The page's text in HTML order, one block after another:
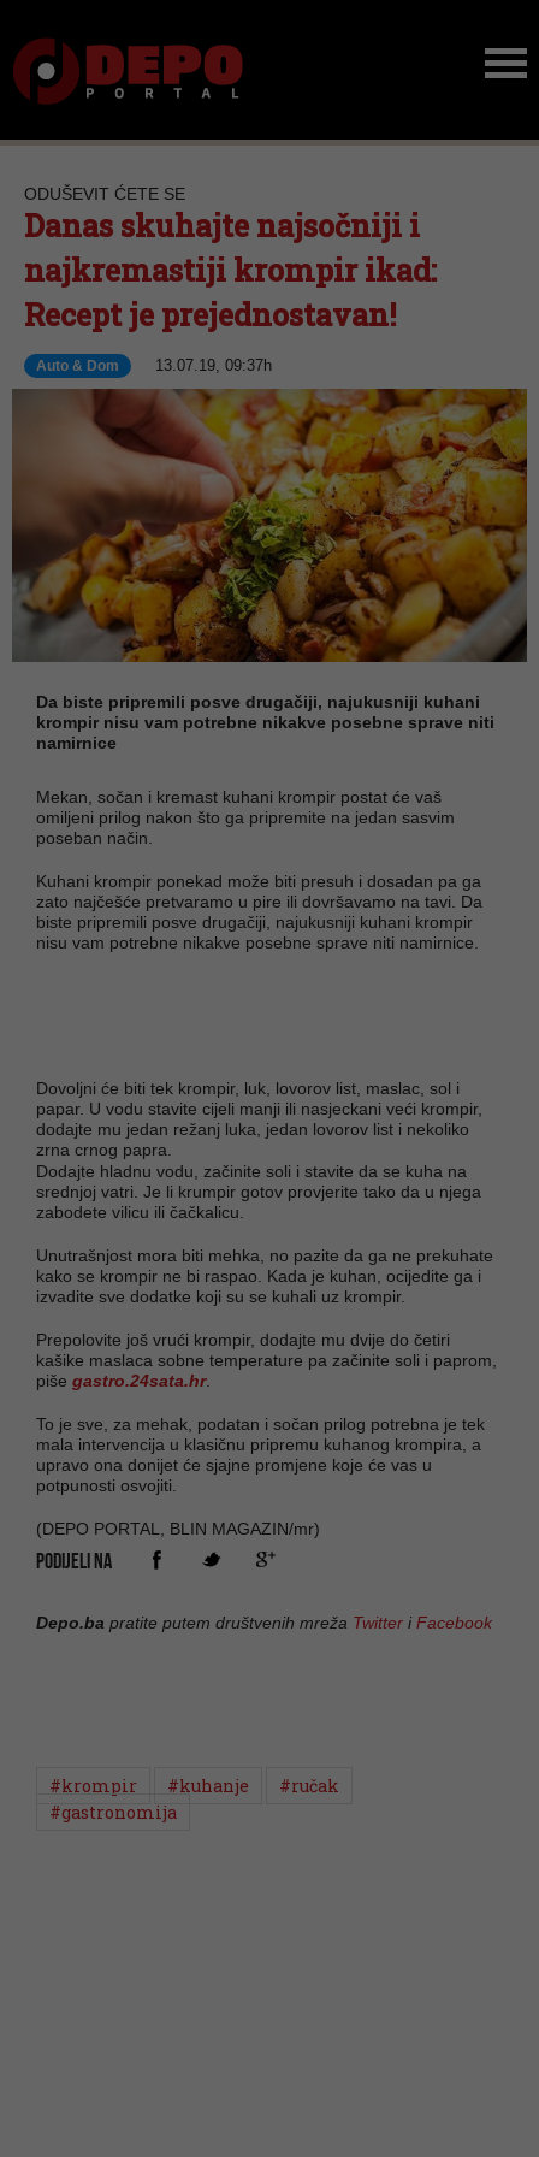
ODUŠEVIT ĆETE SE
Danas skuhajte najsočniji i
najkremastiji krompir ikad:
Recept je prejednostavan!
Auto & Dom 13.07.19, 09:37h
Da biste pripremili posve drugačiji, najukusniji kuhani
krompir nisu vam potrebne nikakve posebne sprave niti
namirnice
Mekan, sočan i kremast kuhani krompir postat će vaš
omiljeni prilog nakon što ga pripremite na jedan sasvim
poseban način.
Kuhani krompir ponekad može biti presuh i dosadan pa ga
zato najčešće pretvaramo u pire ili dovršavamo na tavi. Da
biste pripremili posve drugačiji, najukusniji kuhani krompir
nisu vam potrebne nikakve posebne sprave niti namirnice.
Dovoljni će biti tek krompir, luk, lovorov list, maslac, sol i
papar. U vodu stavite cijeli manji ili nasjeckani veći krompir,
dodajte mu jedan režanj luka, jedan lovorov list i nekoliko
zrna crnog papra.
Dodajte hladnu vodu, začinite soli i stavite da se kuha na
srednjoj vatri. Je li krumpir gotov provjerite tako da u njega
zabodete vilicu ili čačkalicu.
Unutrašnjost mora biti mehka, no pazite da ga ne prekuhate
kako se krompir ne bi raspao. Kada je kuhan, ocijedite ga i
izvadite sve dodatke koji su se kuhali uz krompir.
Prepolovite još vrući krompir, dodajte mu dvije do četiri
kašike maslaca sobne temperature pa začinite soli i paprom,
piše gastro.24sata.hr.
To je sve, za mehak, podatan i sočan prilog potrebna je tek
mala intervencija u klasičnu pripremu kuhanog krompira, a
upravo ona donijet će sjajne promjene koje će vas u
potpunosti osvojiti.
(DEPO PORTAL, BLIN MAGAZIN/mr)
PODIJELI NA
Depo.ba pratite putem društvenih mreža Twitter iFacebook
#krompir #kuhanje
#ručak
#gastronomija